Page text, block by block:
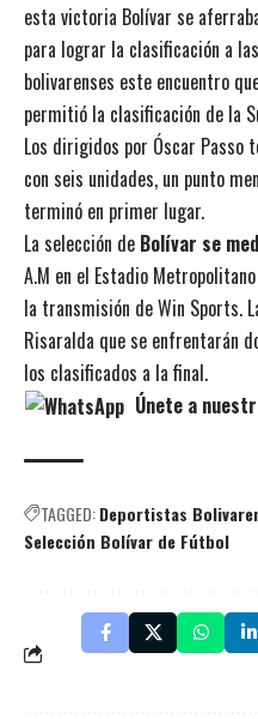
esta victoria Bolívar se
para lograr la clasificación a
bolivarenses este encuentro
permitió la clasificación de la
Los dirigidos por Óscar Passo
con seis unidades, un punto
terminó en primer lugar.
La selección de Bolívar se
A.M en el Estadio
la transmisión de Win Sports.
Risaralda que se enfrentarán
los clasificados a la final.
Únete a
TAGGED:Deportistas
Selección Bolívar de Fútbol